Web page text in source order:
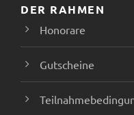
DER RAHMEN
Honorare
Gutscheine